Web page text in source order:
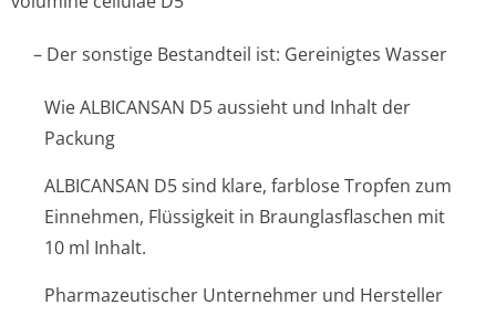
– Der sonstige Bestandteil ist: Gereinigtes Wasser
Wie ALBICANSAN D5 aussieht und Inhalt der
Packung
ALBICANSAN D5 sind klare, farblose Tropfen zum
Einnehmen, Flüssigkeit in Braunglasflaschen mit
10 ml Inhalt.
Pharmazeutischer Unternehmer und Hersteller